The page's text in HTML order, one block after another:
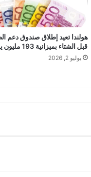
هولندا تعيد إطلاق صندوق دعم
قبل الشتاء بميزانية 193 مليون يورو
يوليو 2, 2026